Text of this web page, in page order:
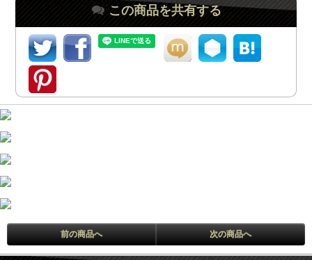
この商品を共有する
前の商品へ 次の商品へ